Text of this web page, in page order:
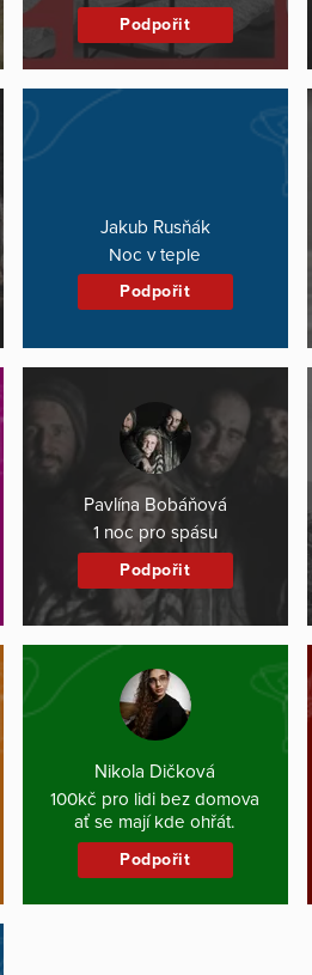
Podpořit
Jakub Rusňák
Noc v teple
Podpořit
Pavlína Bobáňová
1 noc pro spásu
Podpořit
Nikola Dičková
100kč pro lidi bez domova
ať se mají kde ohřát.
Podpořit